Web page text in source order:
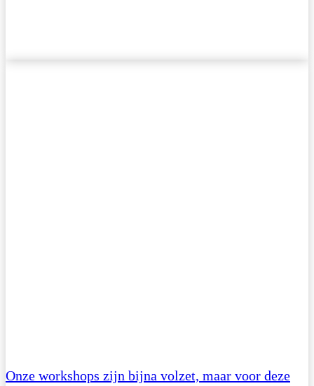
Onze workshops zijn bijna volzet, maar voor deze